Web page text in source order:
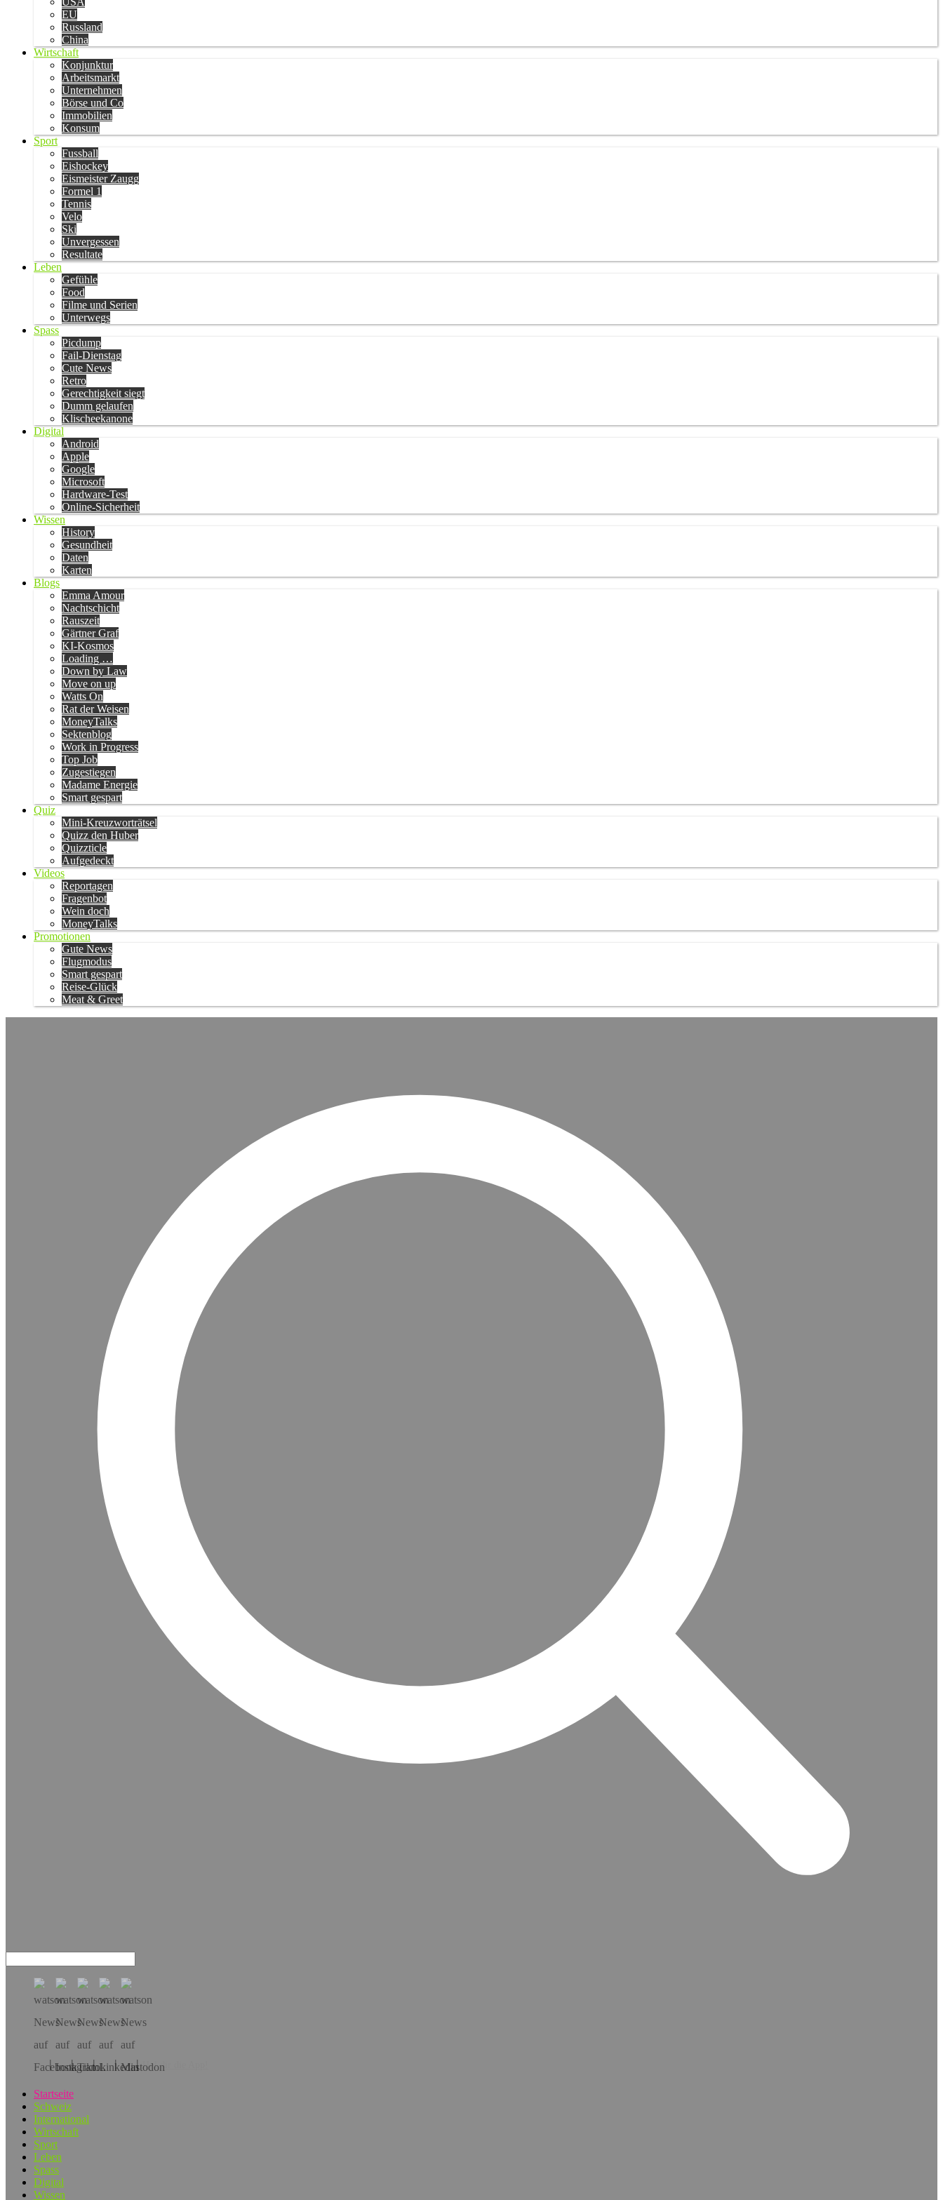
EU
Russland
China
Wirtschaft
Konjunktur
Arbeitsmarkt
Unternehmen
Börse und Co
Immobilien
Konsum
Sport
Fussball
Eishockey
Eismeister Zaugg
Formel 1
Tennis
Velo
Ski
Unvergessen
Resultate
Leben
Gefühle
Food
Filme und Serien
Unterwegs
Spass
Picdump
Fail-Dienstag
Cute News
Retro
Gerechtigkeit siegt
Dumm gelaufen
Klischeekanone
Digital
Android
Apple
Google
Microsoft
Hardware-Test
Online-Sicherheit
Wissen
History
Gesundheit
Daten
Karten
Blogs
Emma Amour
Nachtschicht
Rauszeit
Gärtner Graf
KI-Kosmos
Loading …
Down by Law
Move on up
Watts On
Rat der Weisen
MoneyTalks
Sektenblog
Work in Progress
Top Job
Zugestiegen
Madame Energie
Smart gespart
Quiz
Mini-Kreuzworträtsel
Quizz den Huber
Quizzticle
Aufgedeckt
Videos
Reportagen
Fragenbot
Wein doch
MoneyTalks
Promotionen
Gute News
Flugmodus
Smart gespart
Reise-Glück
Meat & Greet
Hol dir die App!
Startseite
Schweiz
International
Wirtschaft
Sport
Leben
Spass
Digital
Wissen